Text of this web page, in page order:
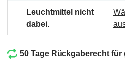
Leuchtmittel nicht
dabei.
50 Tage Rückgaberecht für